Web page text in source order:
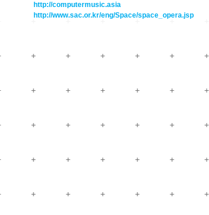
Transit
drop the beat
XV
Escape
Grenzen
Institutionen und
Plattenläden
Radio & TV
Record Labels
Software
Stipendien
http://computermusic.asia
http://www.sac.or.kr/eng/Space/space_opera.jsp